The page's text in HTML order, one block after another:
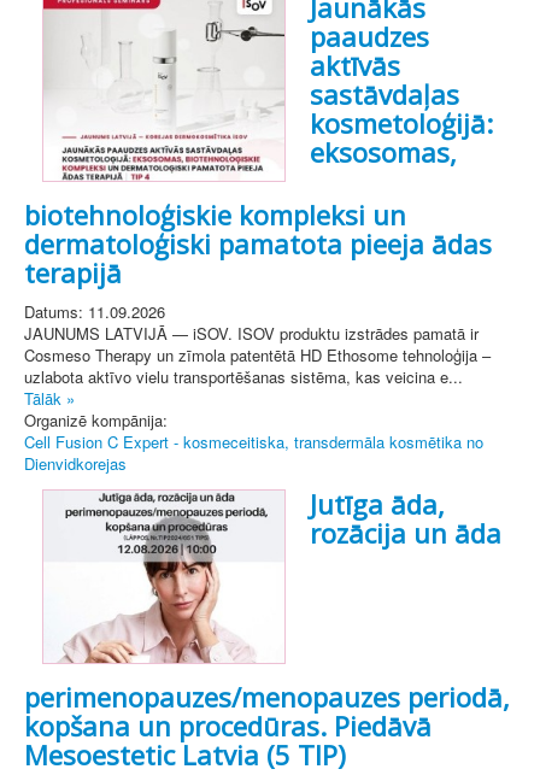
paaudzes
aktīvās
sastāvdaļas
kosmetoloģijā:
eksosomas,
biotehnoloģiskie kompleksi un
dermatoloģiski pamatota pieeja ādas
terapijā
Datums: 11.09.2026
JAUNUMS LATVIJĀ — iSOV. ISOV produktu izstrādes pamatā ir
Cosmeso Therapy un zīmola patentētā HD Ethosome tehnoloģija –
uzlabota aktīvo vielu transportēšanas sistēma, kas veicina e...
Tālāk »
Organizē kompānija:
Cell Fusion C Expert - kosmeceitiska, transdermāla kosmētika no
Dienvidkorejas
Jutīga āda,
rozācija un āda
perimenopauzes/menopauzes periodā,
kopšana un procedūras. Piedāvā
Mesoestetic Latvia (5 TIP)